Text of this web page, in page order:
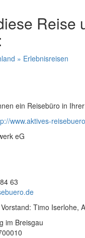
Reise
» Erlebnisreisen
ein Reisebüro in
www.aktives-
eG
63
Timo Iserlohe,
im Breisgau